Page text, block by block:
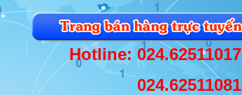
Hotline: 024.62511017
024.62511081